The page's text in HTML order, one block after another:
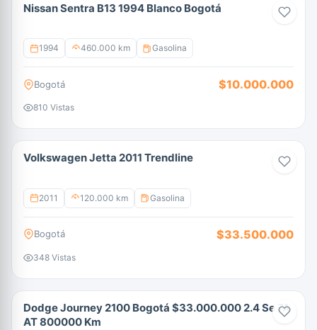
Nissan Sentra B13 1994 Blanco Bogotá
1994 460.000 km Gasolina
Bogotá $10.000.000
810 Vistas
Volkswagen Jetta 2011 Trendline
2011 120.000 km Gasolina
Bogotá $33.500.000
348 Vistas
Dodge Journey 2100 Bogotá $33.000.000 2.4 Se 7A
AT 800000 Km